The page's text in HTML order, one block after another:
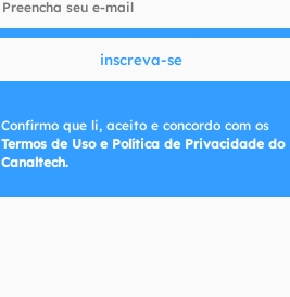
inscreva-se
Confirmo que li, aceito e concordo com os
Termos de Uso e Política de Privacidade do
Canaltech.